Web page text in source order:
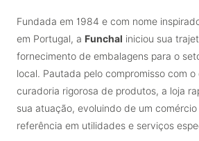
Fundada em 1984 e com nome
em Portugal, a Funchal iniciou sua
fornecimento de embalagens para o
local. Pautada pelo compromisso com o
curadoria rigorosa de produtos, a loja
sua atuação, evoluindo de um
referência em utilidades e serviços